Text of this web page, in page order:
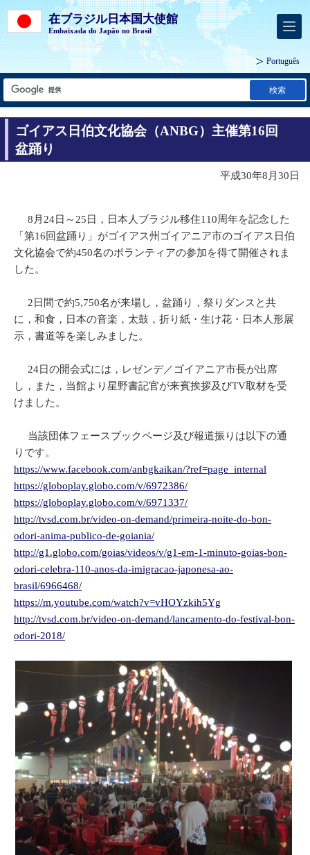
在ブラジル日本国大使館
Embaixada do Japão no Brasil
Português
検索
ゴイアス日伯文化協会（ANBG）主催第16回
盆踊り
平成30年8月30日
8月24日～25日，日本人ブラジル移住110周年を記念した
「第16回盆踊り」がゴイアス州ゴイアニア市のゴイアス日伯
文化協会で約450名のボランティアの参加を得て開催されま
した。
2日間で約5,750名が来場し，盆踊り，祭りダンスと共
に，和食，日本の音楽，太鼓，折り紙・生け花・日本人形展
示，書道等を楽しみました。
24日の開会式には，レゼンデ／ゴイアニア市長が出席
し，また，当館より星野書記官が来賓挨拶及びTV取材を受
けました。
当該団体フェースブックページ及び報道振りは以下の通
りです。
https://www.facebook.com/anbgkaikan/?ref=page_internal
https://globoplay.globo.com/v/6972386/
https://globoplay.globo.com/v/6971337/
http://tvsd.com.br/video-on-demand/primeira-noite-do-bon-
odori-anima-publico-de-goiania/
http://g1.globo.com/goias/videos/v/g1-em-1-minuto-goias-bon-
odori-celebra-110-anos-da-imigracao-japonesa-ao-
brasil/6966468/
https://m.youtube.com/watch?v=vHOYzkih5Yg
http://tvsd.com.br/video-on-demand/lancamento-do-festival-bon-
odori-2018/